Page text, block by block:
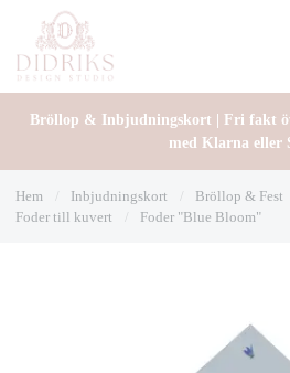
Bröllop & Inbjudningskort | Fri fakt
med Klarna eller
Hem Inbjudningskort Bröllop & Fest
Foder till kuvert
Foder "Blue Bloom"